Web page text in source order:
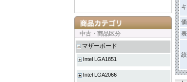
中古・商品区分
マザーボード
Intel LGA1851
Intel LGA2066